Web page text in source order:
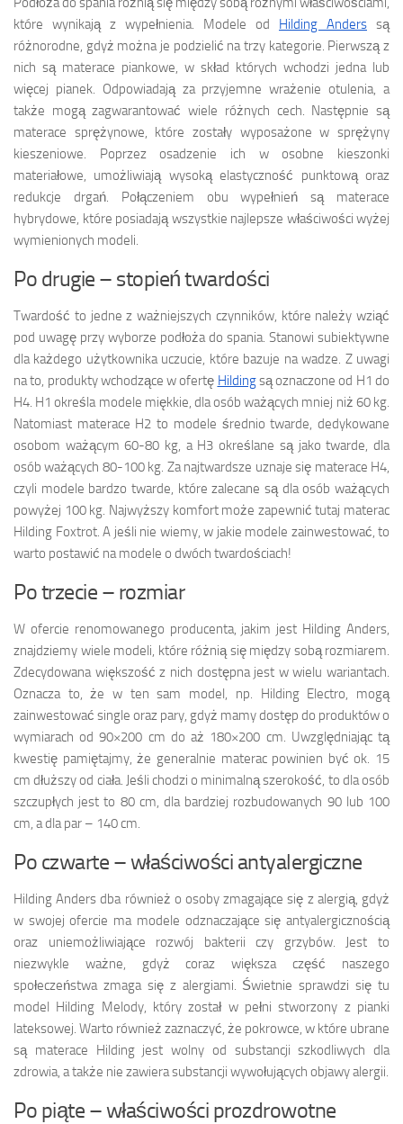
które wynikają z wypełnienia. Modele od Hilding Anders są
różnorodne, gdyż można je podzielić na trzy kategorie. Pierwszą z
nich są materace piankowe, w skład których wchodzi jedna lub
więcej pianek. Odpowiadają za przyjemne wrażenie otulenia, a
także mogą zagwarantować wiele różnych cech. Następnie są
materace sprężynowe, które zostały wyposażone w sprężyny
kieszeniowe. Poprzez osadzenie ich w osobne kieszonki
materiałowe, umożliwiają wysoką elastyczność punktową oraz
redukcje drgań. Połączeniem obu wypełnień są materace
hybrydowe, które posiadają wszystkie najlepsze właściwości wyżej
wymienionych modeli.
Po drugie – stopień twardości
Twardość to jedne z ważniejszych czynników, które należy wziąć
pod uwagę przy wyborze podłoża do spania. Stanowi subiektywne
dla każdego użytkownika uczucie, które bazuje na wadze. Z uwagi
na to, produkty wchodzące w ofertę Hildingsą oznaczone od H1 do
H4. H1 określa modele miękkie, dla osób ważących mniej niż 60 kg.
Natomiast materace H2 to modele średnio twarde, dedykowane
osobom ważącym 60-80 kg, a H3 określane są jako twarde, dla
osób ważących 80-100 kg. Za najtwardsze uznaje się materace H4,
czyli modele bardzo twarde, które zalecane są dla osób ważących
powyżej 100 kg. Najwyższy komfort może zapewnić tutaj materac
Hilding Foxtrot. A jeśli nie wiemy, w jakie modele zainwestować, to
warto postawić na modele o dwóch twardościach!
Po trzecie – rozmiar
W ofercie renomowanego producenta, jakim jest Hilding Anders,
znajdziemy wiele modeli, które różnią się między sobą rozmiarem.
Zdecydowana większość z nich dostępna jest w wielu wariantach.
Oznacza to, że w ten sam model, np. Hilding Electro, mogą
zainwestować single oraz pary, gdyż mamy dostęp do produktów o
wymiarach od 90×200 cm do aż 180×200 cm. Uwzględniając tą
kwestię pamiętajmy, że generalnie materac powinien być ok. 15
cm dłuższy od ciała. Jeśli chodzi o minimalną szerokość, to dla osób
szczupłych jest to 80 cm, dla bardziej rozbudowanych 90 lub 100
cm, a dla par – 140 cm.
Po czwarte – właściwości antyalergiczne
Hilding Anders dba również o osoby zmagające się z alergią, gdyż
w swojej ofercie ma modele odznaczające się antyalergicznością
oraz uniemożliwiające rozwój bakterii czy grzybów. Jest to
niezwykle ważne, gdyż coraz większa część naszego
społeczeństwa zmaga się z alergiami. Świetnie sprawdzi się tu
model Hilding Melody, który został w pełni stworzony z pianki
lateksowej. Warto również zaznaczyć, że pokrowce, w które ubrane
są materace Hilding jest wolny od substancji szkodliwych dla
zdrowia, a także nie zawiera substancji wywołujących objawy alergii.
Po piąte – właściwości prozdrowotne